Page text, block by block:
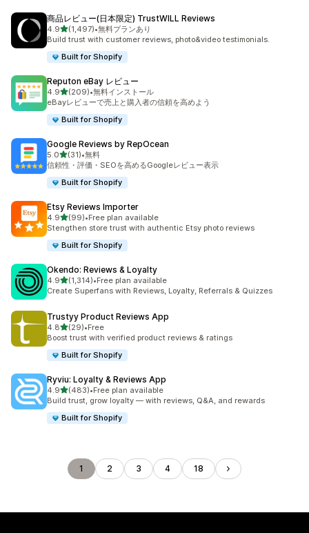
商品レビュー(日本限定) TrustWILL Reviews
4.95つ星中
(1,497)
合計レビュー数：1497件
•無料プランあり
Build trust with customer reviews, photo&video testimonials.
Built for Shopify
Reputon eBay レビュー
4.95つ星中
(209)
合計レビュー数：209件
•無料インストール
eBayレビューで売上と購入者の信頼を高めよう
Built for Shopify
Google Reviews by RepOcean
5.05つ星中
(31)
合計レビュー数：31件
•無料
信頼性・評価・SEOを高めるGoogleレビュー表示
Built for Shopify
Etsy Reviews Importer
4.95つ星中
(99)
合計レビュー数：99件
•Free plan available
Stengthen store trust with authentic Etsy photo reviews
Built for Shopify
Okendo: Reviews & Loyalty
4.95つ星中
(1,314)
合計レビュー数：1314件
•Free plan available
Create Superfans with Reviews, Loyalty, Referrals & Quizzes
Trustyy Product Reviews App
4.85つ星中
(29)
合計レビュー数：29件
•Free
Boost trust with verified product reviews & ratings
Built for Shopify
Ryviu: Loyalty & Reviews App
4.95つ星中
(483)
合計レビュー数：483件
•Free plan available
Build trust, grow loyalty — with reviews, Q&A, and rewards
Built for Shopify
1 2 3 4 18